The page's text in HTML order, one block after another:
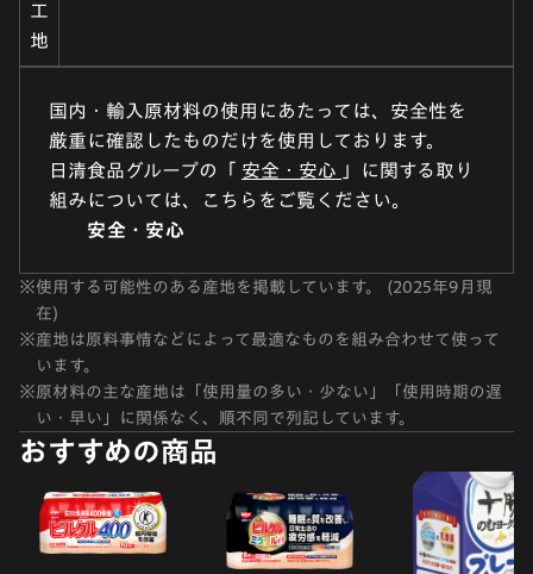
工
地
国内・輸入原材料の使用にあたっては、安全性を
厳重に確認したものだけを使用しております。
日清食品グループの「 安全・安心 」に関する取り
組みについては、こちらをご覧ください。
安全・安心
※使用する可能性のある産地を掲載しています。 (2025年9月現
在)
※産地は原料事情などによって最適なものを組み合わせて使って
います。
※原材料の主な産地は「使用量の多い・少ない」「使用時期の遅
い・早い」に関係なく、順不同で列記しています。
おすすめの商品